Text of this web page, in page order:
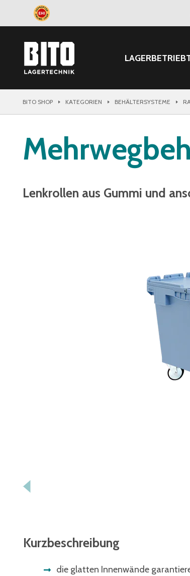
LAGERBETRIEB
BITO SHOP KATEGORIEN BEHÄLTERSYSTEME
Lenkrollen aus Gummi und
Kurzbeschreibung
die glatten Innenwände